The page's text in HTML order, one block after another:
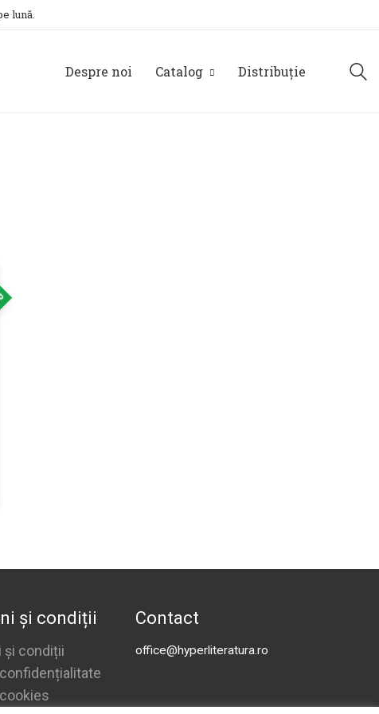
lună.
Despre noi Catalog Distribuție
și condiții
și condiții
Contact
office@hyperliteratura.ro